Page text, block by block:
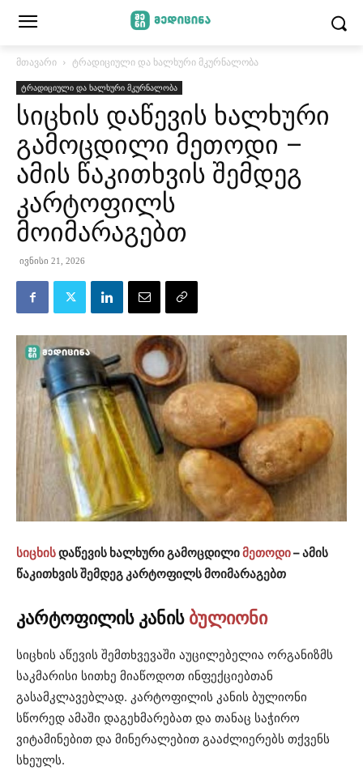
მთავარი ტრადიციული და ხალხური მკურნალობა
ტრადიციული და ხალხური მკურნალობა
სიცხის დაწევის ხალხური
გამოცდილი მეთოდი –
ამის წაკითხვის შემდეგ
კარტოფილს
მოიმარაგებთ
ივნისი 21, 2026
სიცხისდაწევის ხალხური გამოცდილიმეთოდი– ამის
წაკითხვის შემდეგ კარტოფილს მოიმარაგებთ
კარტოფილის კანის ბულიონი
სიცხის აწევის შემთხვევაში აუცილებელია ორგანიზმს
საკმარისი სითხე მიაწოდოთ ინფექციებთან
გასამკლავებლად. კარტოფილის კანის ბულიონი
სწორედ ამაში დაგეხმარებათ და თანაც საჭირო
ვიტამინებით და მინერალებით გააძლიერებს თქვენს
სხეულს.